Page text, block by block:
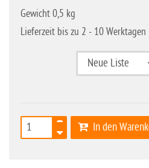
Gewicht 0,5 kg
Lieferzeit bis zu 2 - 10 Werktagen
In den